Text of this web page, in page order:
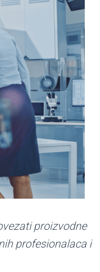
proizvodne
profesionalaca i